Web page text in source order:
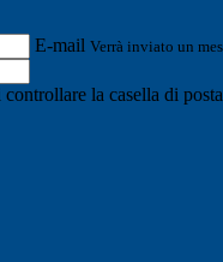
E-mail Verrà inviato un
la casella di